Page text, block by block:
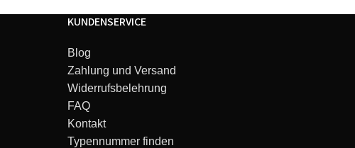
KUNDENSERVICE
Blog
Zahlung und Versand
Widerrufsbelehrung
FAQ
Kontakt
Typennummer finden